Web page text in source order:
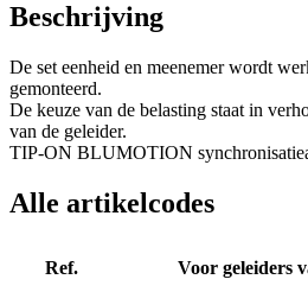
Beschrijving
De set eenheid en meenemer wordt
gemonteerd.
De keuze van de belasting staat in
van de geleider.
TIP-ON BLUMOTION
Alle artikelcodes
Ref. Voor geleiders